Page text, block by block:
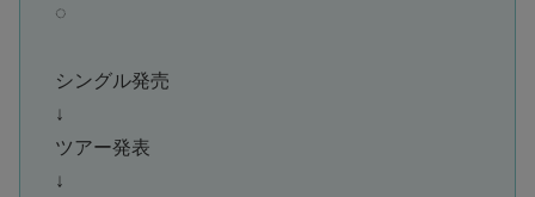
◌
シングル発売
↓
ツアー発表
↓